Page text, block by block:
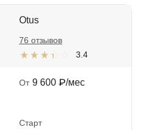
Otus
3.4
76 отзывов
От 9 600 ₽/мес
Старт